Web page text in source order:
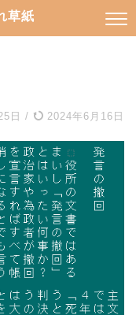
草紙
日 / 2024年6月16日